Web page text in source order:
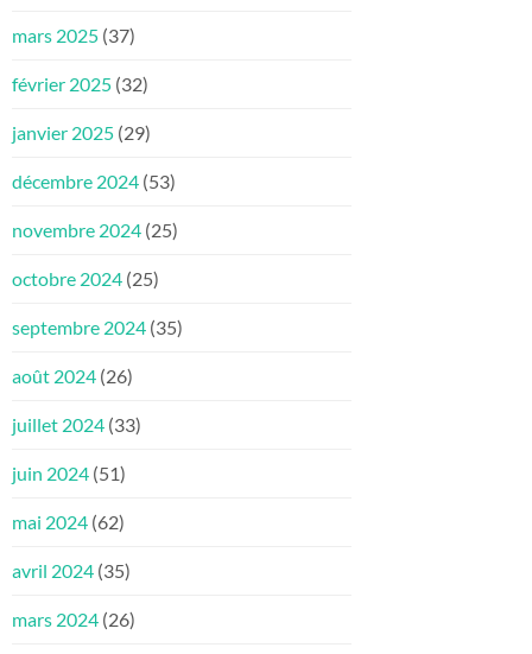
mars 2025 (37)
février 2025 (32)
janvier 2025 (29)
décembre 2024 (53)
novembre 2024 (25)
octobre 2024 (25)
septembre 2024 (35)
août 2024 (26)
juillet 2024 (33)
juin 2024 (51)
mai 2024 (62)
avril 2024 (35)
mars 2024 (26)